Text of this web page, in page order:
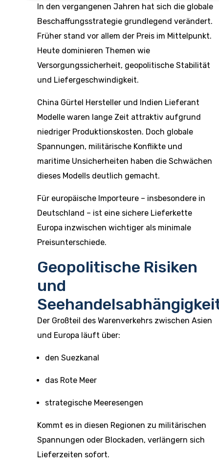
In den vergangenen Jahren hat sich die globale
Beschaffungsstrategie grundlegend verändert.
Früher stand vor allem der Preis im Mittelpunkt.
Heute dominieren Themen wie
Versorgungssicherheit, geopolitische Stabilität
und Liefergeschwindigkeit.
China Gürtel Hersteller und Indien Lieferant
Modelle waren lange Zeit attraktiv aufgrund
niedriger Produktionskosten. Doch globale
Spannungen, militärische Konflikte und
maritime Unsicherheiten haben die Schwächen
dieses Modells deutlich gemacht.
Für europäische Importeure – insbesondere in
Deutschland – ist eine sichere Lieferkette
Europa inzwischen wichtiger als minimale
Preisunterschiede.
Geopolitische Risiken
und
Der Großteil des Warenverkehrs zwischen Asien
und Europa läuft über:
den Suezkanal
das Rote Meer
strategische Meeresengen
Kommt es in diesen Regionen zu militärischen
Spannungen oder Blockaden, verlängern sich
Lieferzeiten sofort.